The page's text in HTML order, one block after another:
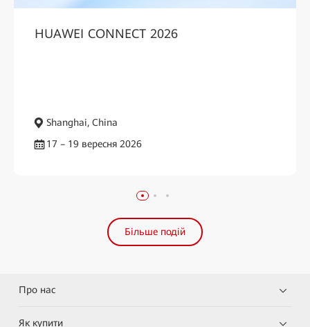
HUAWEI CONNECT 2026
Shanghai, China
17 – 19 вересня 2026
Більше подій
Про нас
Як купити